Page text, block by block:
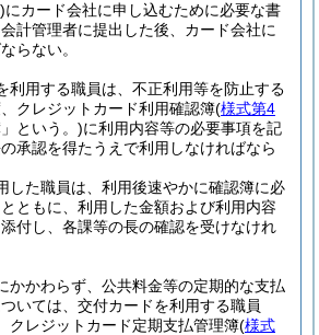
)にカード会社に申し込むために必要な書
計管理者に提出した後、カード会社に
らない。
利用する職員は、不正利用等を防止する
クレジットカード利用確認簿(様式第4
という。)に利用内容等の必要事項を記
承認を得たうえで利用しなければなら
した職員は、利用後速やかに確認簿に必
ともに、利用した金額および利用内容
付し、各課等の長の確認を受けなけれ
かかわらず、公共料金等の定期的な支払
いては、交付カードを利用する職員
クレジットカード定期支払管理簿(様式